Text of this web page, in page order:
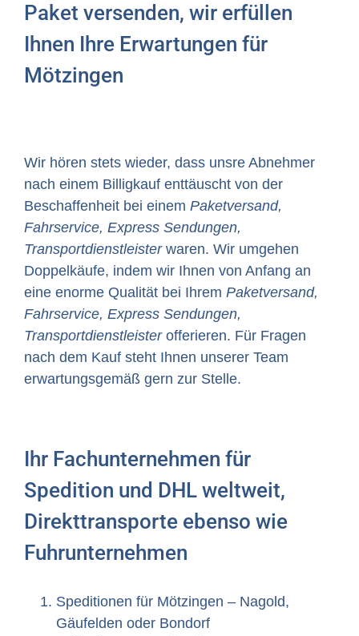
Paket versenden, wir erfüllen
Ihnen Ihre Erwartungen für
Mötzingen
Wir hören stets wieder, dass unsre Abnehmer
nach einem Billigkauf enttäuscht von der
Beschaffenheit bei einem Paketversand,
Fahrservice, Express Sendungen,
Transportdienstleisterwaren. Wir umgehen
Doppelkäufe, indem wir Ihnen von Anfang an
eine enorme Qualität bei Ihrem Paketversand,
Fahrservice, Express Sendungen,
Transportdienstleisterofferieren. Für Fragen
nach dem Kauf steht Ihnen unserer Team
erwartungsgemäß gern zur Stelle.
Ihr Fachunternehmen für
Spedition und DHL weltweit,
Direkttransporte ebenso wie
Fuhrunternehmen
Speditionen für Mötzingen – Nagold,
Gäufelden oder Bondorf